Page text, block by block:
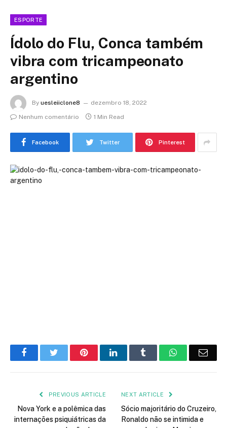
ESPORTE
Ídolo do Flu, Conca também
vibra com tricampeonato
argentino
By uesleiiclone8
dezembro 18, 2022
Nenhum comentário
1 Min Read
Facebook Twitter Pinterest
FacebookTwitter PinterestLinkedIn Tumblr WhatsApp
PREVIOUS ARTICLE
Nova York e a polêmica das
internações psiquiátricas da
NEXT ARTICLE
Sócio majoritário do Cruzeiro,
Ronaldo não se intimida e